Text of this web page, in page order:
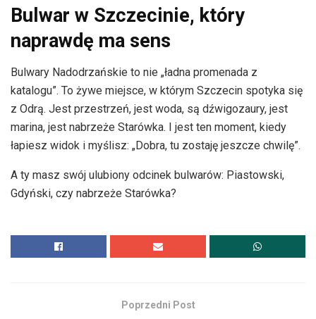
Bulwar w Szczecinie, który
naprawdę ma sens
Bulwary Nadodrzańskie to nie „ładna promenada z
katalogu”. To żywe miejsce, w którym Szczecin spotyka się
z Odrą. Jest przestrzeń, jest woda, są dźwigozaury, jest
marina, jest nabrzeże Starówka. I jest ten moment, kiedy
łapiesz widok i myślisz: „Dobra, tu zostaję jeszcze chwilę”.
A ty masz swój ulubiony odcinek bulwarów: Piastowski,
Gdyński, czy nabrzeże Starówka?
Poprzedni Post